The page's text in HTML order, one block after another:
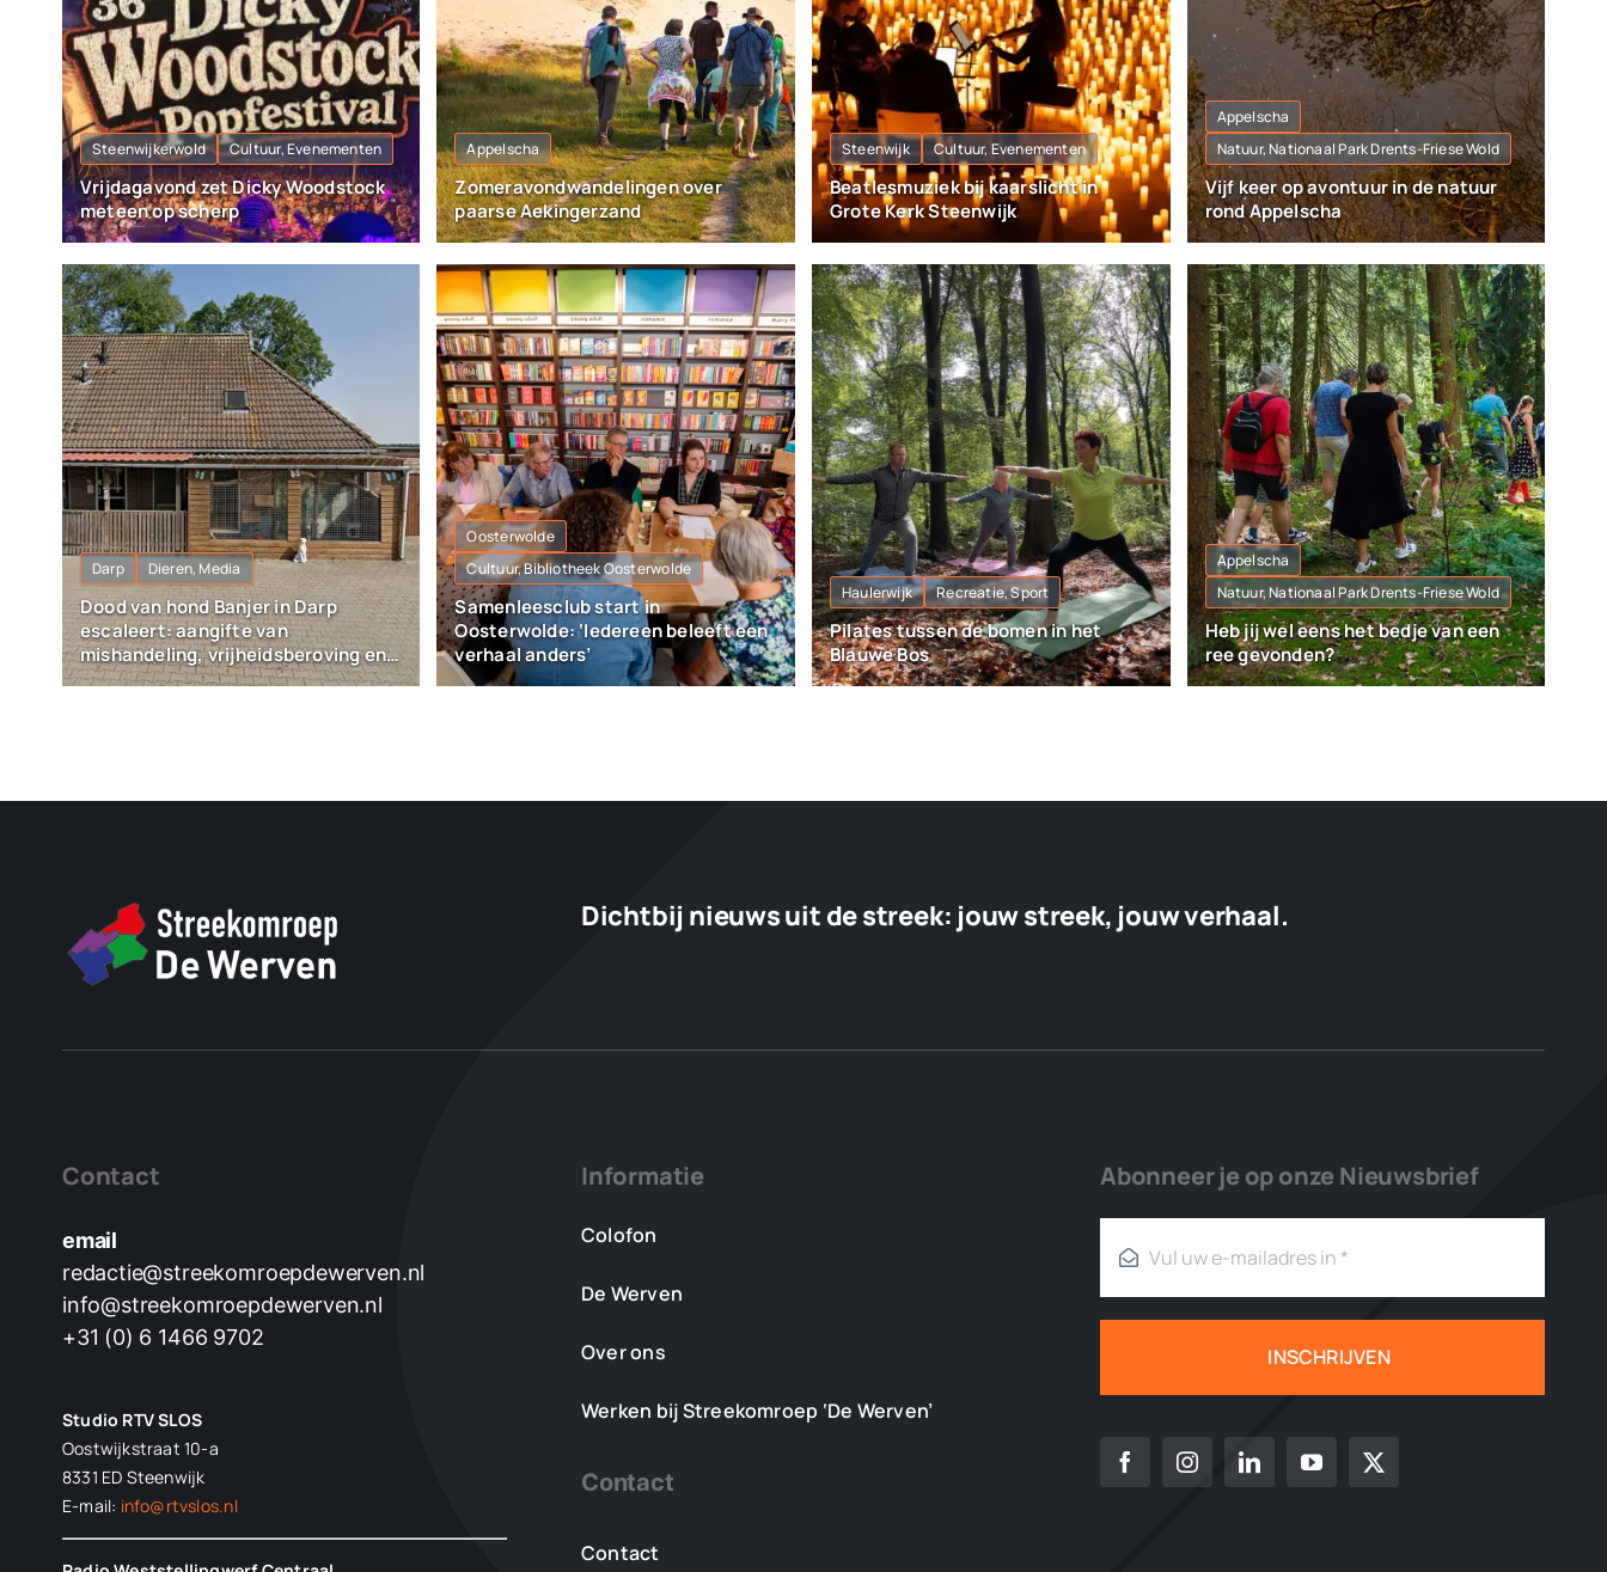
Steenwijkerwold Cultuur, Evenementen
Vrijdagavond zet Dicky Woodstock
meteen op scherp
Appelscha
Zomeravondwandelingen over
paarse Aekingerzand
Steenwijk Cultuur, Evenementen
Beatlesmuziek bij kaarslicht in
Grote Kerk Steenwijk
Appelscha
Natuur, Nationaal Park Drents-Friese Wold
Vijf keer op avontuur in de natuur
rond Appelscha
Darp Dieren, Media
Dood van hond Banjer in Darp
escaleert: aangifte van
mishandeling, vrijheidsberoving en
vernieling
Oosterwolde
Cultuur, Bibliotheek Oosterwolde
Samenleesclub start in
Oosterwolde: ‘Iedereen beleeft een
verhaal anders’
Haulerwijk Recreatie, Sport
Pilates tussen de bomen in het
Blauwe Bos
Appelscha
Natuur, Nationaal Park Drents-Friese Wold
Heb jij wel eens het bedje van een
ree gevonden?
Dichtbij nieuws uit de streek: jouw streek, jouw verhaal.
Contact
email
redactie@streekomroepdewerven.nl
info@streekomroepdewerven.nl
+31 (0) 6 1466 9702
Studio RTV SLOS
Oostwijkstraat 10-a
8331 ED Steenwijk
E-mail: info@rtvslos.nl
Informatie
Colofon
De Werven
Over ons
Werken bij Streekomroep ‘De Werven’
Contact
Contact
Abonneer je op onze Nieuwsbrief
INSCHRIJVEN